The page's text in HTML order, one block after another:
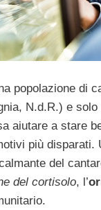
popolazione di
N.d.R.) e
aiutare a stare
più disparati.
del
del cortisolo, l’